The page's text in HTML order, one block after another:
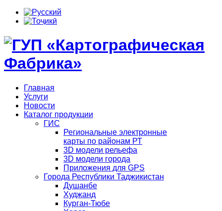
Главная
Услуги
Новости
Каталог продукции
ГИС
Региональные электронные
карты по районам РТ
3D модели рельефа
3D модели города
Приложения для GPS
Города Республики Таджикистан
Душанбе
Худжанд
Курган-Тюбе